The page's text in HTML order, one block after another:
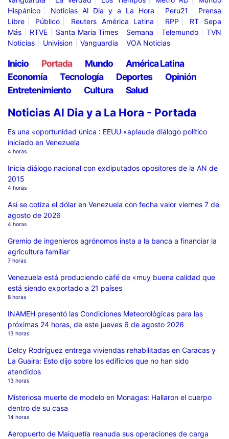
Hispánico
Noticias Al Dia y a La Hora Peru21
Prensa
Libre
Público Reuters América Latina RPP
RT Sepa
Más
RTVE Santa Maria Times Semana Telemundo
TVN
Noticias
Univision Vanguardia VOA Noticias
Inicio Portada Mundo
América Latina
Economía
Tecnología Deportes
Opinión
Entretenimiento
Cultura Salud
Noticias Al Dia y a La Hora - Portada
Es una «oportunidad única : EEUU «aplaude diálogo político
iniciado en Venezuela
4 horas
Inicia diálogo nacional con exdiputados opositores de la AN de
2015
4 horas
Así se cotiza el dólar en Venezuela con fecha valor viernes 7 de
agosto de 2026
4 horas
Gremio de ingenieros agrónomos insta a la banca a financiar la
agricultura familiar
7 horas
Venezuela está produciendo café de «muy buena calidad que
está siendo exportado a 21 países
8 horas
INAMEH presentó las Condiciones Meteorológicas para las
próximas 24 horas, de este jueves 6 de agosto 2026
13 horas
Delcy Rodríguez entrega viviendas rehabilitadas en Caracas y
La Guaira: Esto dijo sobre los edificios que no han sido
atendidos
13 horas
Misteriosa muerte de modelo en Monagas: Hallaron el cuerpo
dentro de su casa
14 horas
Aeropuerto de Maiquetía reanuda sus operaciones de carga